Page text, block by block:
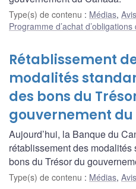
Type(s) de contenu : Médias,
Programme d’achat
Rétablissement
modalités
des bons du
gouvernement
Aujourd’hui, la Banque du
rétablissement des modalités
bons du Trésor du
Type(s) de contenu : Médias,